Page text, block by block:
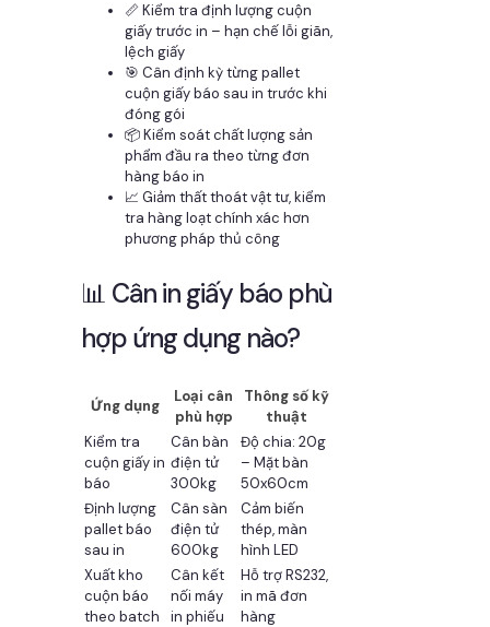
📏 Kiểm tra định lượng cuộn
giấy trước in – hạn chế lỗi giãn,
lệch giấy
🎯 Cân định kỳ từng pallet
cuộn giấy báo sau in trước khi
đóng gói
📦 Kiểm soát chất lượng sản
phẩm đầu ra theo từng đơn
hàng báo in
📈 Giảm thất thoát vật tư, kiểm
tra hàng loạt chính xác hơn
phương pháp thủ công
📊 Cân in giấy báo phù
hợp ứng dụng nào?
Ứng dụng
Loại cân
phù hợp
Thông số kỹ
thuật
Kiểm tra
cuộn giấy in
báo
Cân bàn
điện tử
300kg
Độ chia: 20g
– Mặt bàn
50x60cm
Định lượng
pallet báo
sau in
Cân sàn
điện tử
600kg
Cảm biến
thép, màn
hình LED
Xuất kho
cuộn báo
theo batch
Cân kết
nối máy
in phiếu
Hỗ trợ RS232,
in mã đơn
hàng